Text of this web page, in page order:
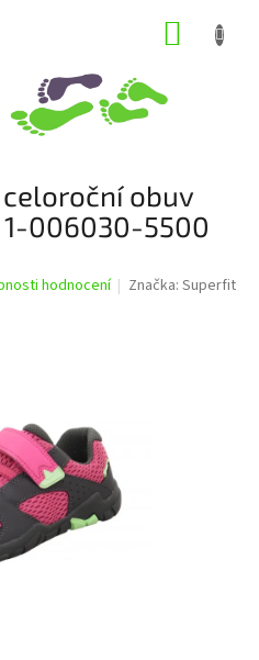
celoroční obuv
1-006030-5500
hodnocení Značka:Superfit